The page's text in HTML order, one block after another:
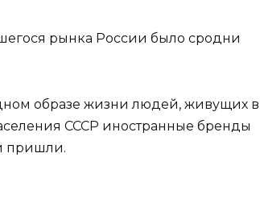
рынка России было сродни
образе жизни людей, живущих в
СССР иностранные бренды
пришли.